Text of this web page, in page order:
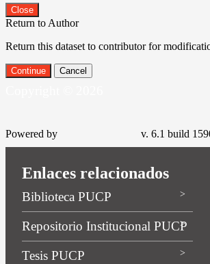
Close
Return to Author
Return this dataset to contributor for
Continue Cancel
Powered by v. 6.1 build
Enlaces relacionados
Biblioteca PUCP
Repositorio Institucional PUCP
Tesis PUCP